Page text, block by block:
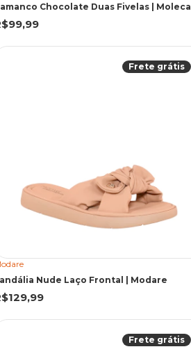
Chocolate Duas Fivelas | Moleca
Frete grátis
Nude Laço Frontal | Modare
Frete grátis